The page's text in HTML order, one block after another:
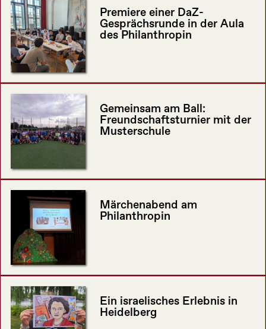
Premiere einer DaZ-
Gesprächsrunde in der Aula
des Philanthropin
Gemeinsam am Ball:
Freundschaftsturnier mit der
Musterschule
Märchenabend am
Philanthropin
Ein israelisches Erlebnis in
Heidelberg